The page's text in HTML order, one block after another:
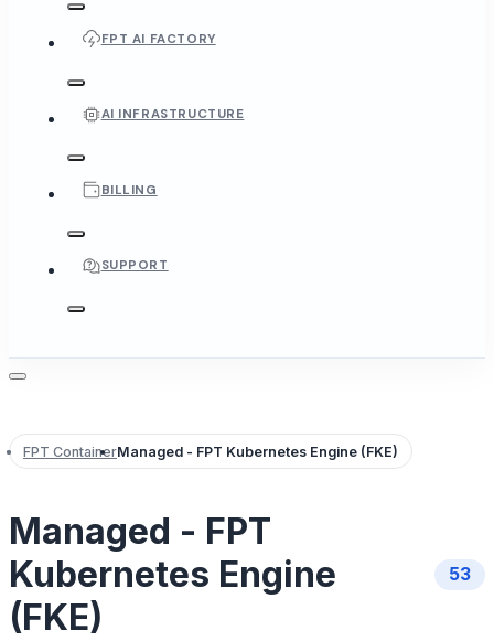
FPT AI FACTORY
AI INFRASTRUCTURE
BILLING
SUPPORT
FPT ContainerManaged - FPT Kubernetes Engine (FKE)
Managed - FPT
Kubernetes Engine
(FKE)
53